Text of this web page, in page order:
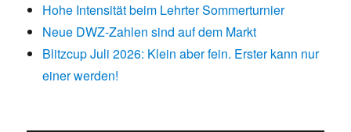
Hohe Intensität beim Lehrter Sommerturnier
Neue DWZ-Zahlen sind auf dem Markt
Blitzcup Juli 2026: Klein aber fein. Erster kann nur
einer werden!